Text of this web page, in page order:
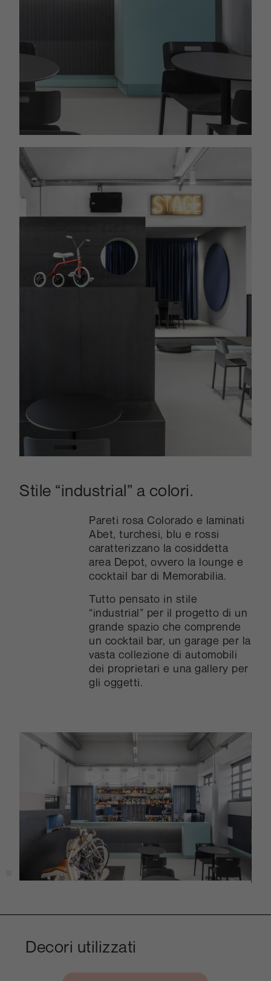
Stile “industrial” a colori.
Pareti rosa Colorado e laminati
Abet, turchesi, blu e rossi
caratterizzano la cosiddetta
area Depot, ovvero la lounge e
cocktail bar di Memorabilia.
Tutto pensato in stile
“industrial” per il progetto di un
grande spazio che comprende
un cocktail bar, un garage per la
vasta collezione di automobili
dei proprietari e una gallery per
gli oggetti.
Decori utilizzati